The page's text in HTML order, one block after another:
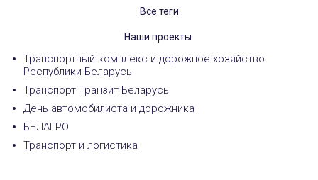
Все теги
Наши проекты:
Транспортный комплекс и дорожное хозяйство
Республики Беларусь
Транспорт Транзит Беларусь
День автомобилиста и дорожника
БЕЛАГРО
Транспорт и логистика